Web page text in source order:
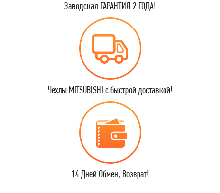
Заводская ГАРАНТИЯ 2 ГОДА!
Чехлы MITSUBISHI с быстрой доставкой!
14 Дней Обмен, Возврат!